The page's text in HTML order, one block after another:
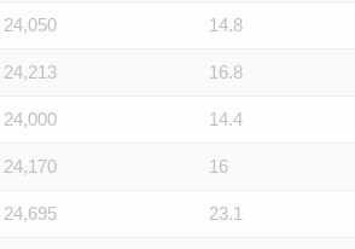
24,050 14.8
24,213 16.8
24,000 14.4
24,170 16
24,695 23.1